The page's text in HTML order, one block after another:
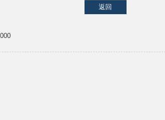
返回